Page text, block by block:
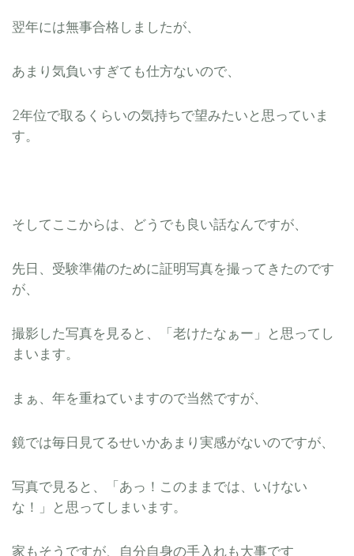
翌年には無事合格しましたが、
あまり気負いすぎても仕方ないので、
2年位で取るくらいの気持ちで望みたいと思っていま
す。
そしてここからは、どうでも良い話なんですが、
先日、受験準備のために証明写真を撮ってきたのです
が、
撮影した写真を見ると、「老けたなぁー」と思ってし
まいます。
まぁ、年を重ねていますので当然ですが、
鏡では毎日見てるせいかあまり実感がないのですが、
写真で見ると、「あっ！このままでは、いけない
な！」と思ってしまいます。
家もそうですが、自分自身の手入れも大事です